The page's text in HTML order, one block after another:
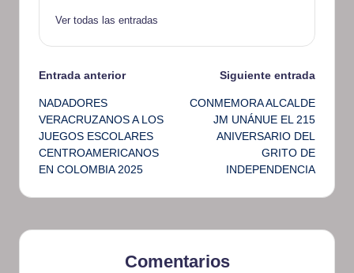
Ver todas las entradas
Navegación
de
entradas
Entrada anterior
NADADORES
VERACRUZANOS A LOS
JUEGOS ESCOLARES
CENTROAMERICANOS
EN COLOMBIA 2025
Siguiente entrada
CONMEMORA ALCALDE
JM UNÁNUE EL 215
ANIVERSARIO DEL
GRITO DE
INDEPENDENCIA
Comentarios